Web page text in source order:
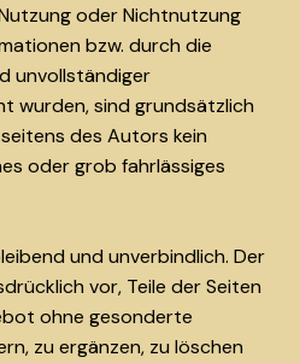
oder Nichtnutzung
bzw. durch die
unvollständiger
wurden, sind grundsätzlich
des Autors kein
oder grob fahrlässiges
und unverbindlich. Der
vor, Teile der Seiten
ohne gesonderte
zu ergänzen, zu löschen